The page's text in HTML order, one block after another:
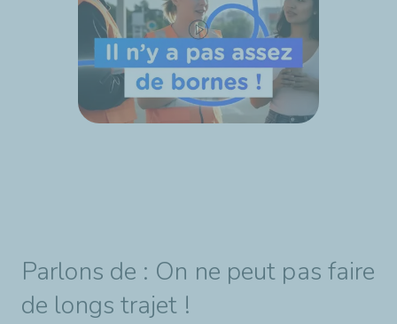
Parlons de : On ne peut pas faire
de longs trajet !